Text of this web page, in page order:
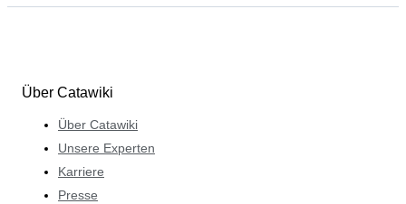
Über Catawiki
Über Catawiki
Unsere Experten
Karriere
Presse